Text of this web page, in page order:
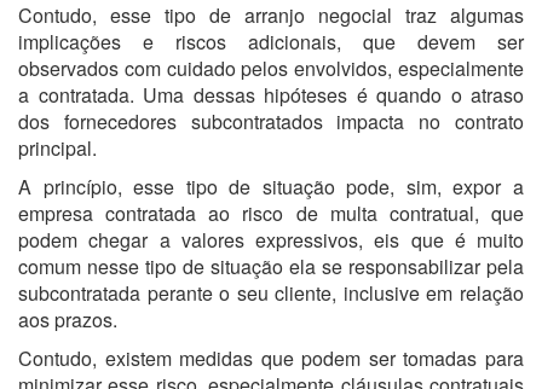
Contudo, esse tipo de arranjo negocial traz algumas
implicações e riscos adicionais, que devem ser
observados com cuidado pelos envolvidos, especialmente
a contratada. Uma dessas hipóteses é quando o atraso
dos fornecedores subcontratados impacta no contrato
principal.
A princípio, esse tipo de situação pode, sim, expor a
empresa contratada ao risco de multa contratual, que
podem chegar a valores expressivos, eis que é muito
comum nesse tipo de situação ela se responsabilizar pela
subcontratada perante o seu cliente, inclusive em relação
aos prazos.
Contudo, existem medidas que podem ser tomadas para